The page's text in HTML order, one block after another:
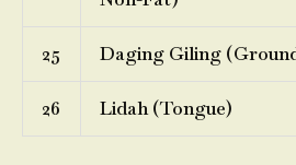
25 Daging Giling
26 Lidah (Tongue)